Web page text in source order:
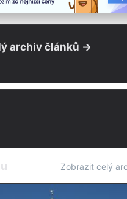
archiv článků →
Zobrazit celý